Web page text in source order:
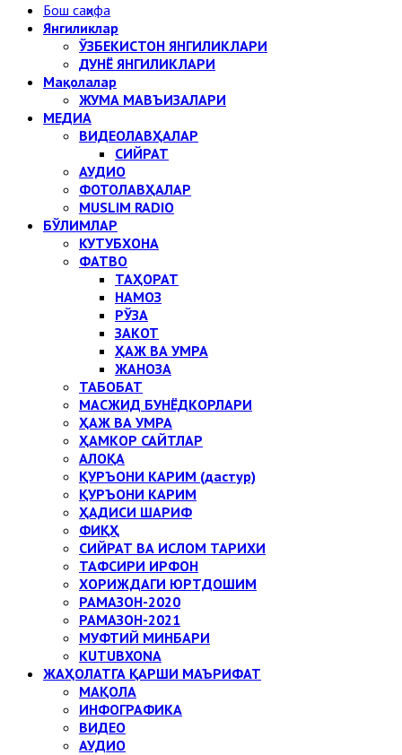
Бош саҳифа
Янгиликлар
ЎЗБЕКИСТОН ЯНГИЛИКЛАРИ
ДУНЁ ЯНГИЛИКЛАРИ
Мақолалар
ЖУМА МАВЪИЗАЛАРИ
МЕДИА
ВИДЕОЛАВҲАЛАР
СИЙРАТ
АУДИО
ФОТОЛАВҲАЛАР
MUSLIM RADIO
БЎЛИМЛАР
КУТУБХОНА
ФАТВО
ТАҲОРАТ
НАМОЗ
РЎЗА
ЗАКОТ
ҲАЖ ВА УМРА
ЖАНОЗА
ТАБОБАТ
МАСЖИД БУНЁДКОРЛАРИ
ҲАЖ ВА УМРА
ҲАМКОР САЙТЛАР
АЛОҚА
ҚУРЪОНИ КАРИМ (дастур)
ҚУРЪОНИ КАРИМ
ҲАДИСИ ШАРИФ
ФИҚҲ
СИЙРАТ ВА ИСЛОМ ТАРИХИ
ТАФСИРИ ИРФОН
ХОРИЖДАГИ ЮРТДОШИМ
РАМАЗОН-2020
РАМАЗОН-2021
МУФТИЙ МИНБАРИ
KUTUBXONA
ЖАҲОЛАТГА ҚАРШИ МАЪРИФАТ
МАҚОЛА
ИНФОГРАФИКА
ВИДЕО
АУДИО